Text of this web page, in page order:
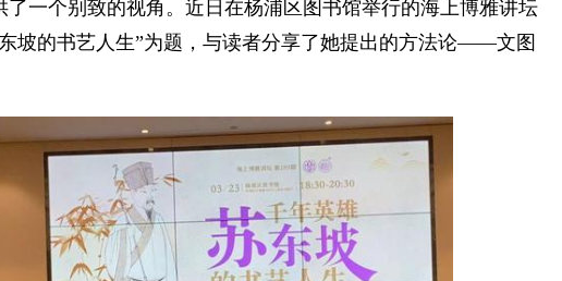
一个别致的视角。近日在杨浦区图书馆举行的海上博雅讲坛
坡的书艺人生”为题，与读者分享了她提出的方法论——文图